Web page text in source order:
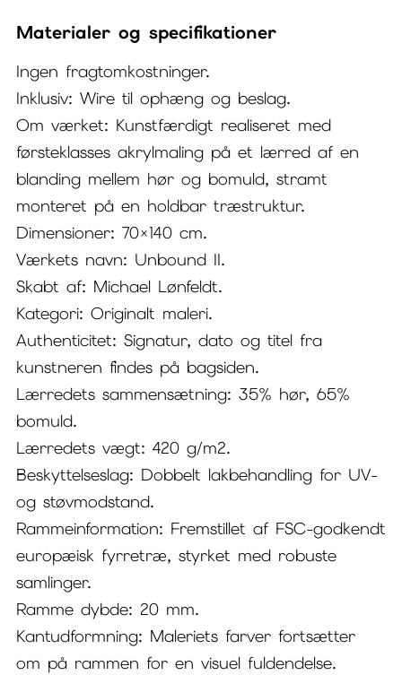
Materialer og specifikationer
Ingen fragtomkostninger.
Inklusiv: Wire til ophæng og beslag.
Om værket: Kunstfærdigt realiseret med
førsteklasses akrylmaling på et lærred af en
blanding mellem hør og bomuld, stramt
monteret på en holdbar træstruktur.
Dimensioner: 70×140 cm.
Værkets navn: Unbound II.
Skabt af: Michael Lønfeldt.
Kategori: Originalt maleri.
Authenticitet: Signatur, dato og titel fra
kunstneren findes på bagsiden.
Lærredets sammensætning: 35% hør, 65%
bomuld.
Lærredets vægt: 420 g/m2.
Beskyttelseslag: Dobbelt lakbehandling for UV-
og støvmodstand.
Rammeinformation: Fremstillet af FSC-godkendt
europæisk fyrretræ, styrket med robuste
samlinger.
Ramme dybde: 20 mm.
Kantudformning: Maleriets farver fortsætter
om på rammen for en visuel fuldendelse.